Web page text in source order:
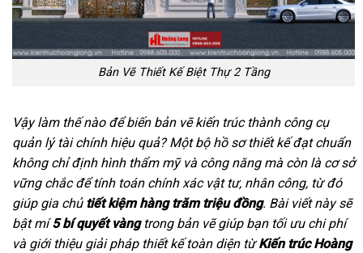
Bản Vẽ Thiết Kế Biệt Thự 2 Tầng
Vậy làm thế nào để biến bản vẽ kiến trúc thành công cụ
quản lý tài chính hiệu quả? Một bộ hồ sơ thiết kế đạt chuẩn
không chỉ định hình thẩm mỹ và công năng mà còn là cơ sở
vững chắc để tính toán chính xác vật tư, nhân công, từ đó
giúp gia chủ tiết kiệm hàng trăm triệu đồng. Bài viết này sẽ
bật mí5 bí quyết vàngtrong bản vẽ giúp bạn tối ưu chi phí
và giới thiệu giải pháp thiết kế toàn diện từKiến trúc Hoàng